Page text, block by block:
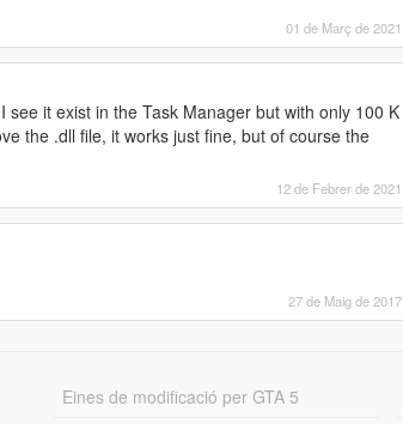
01 de Març de 2021
it exist in the Task Manager but with only 100 K
the .dll file, it works just fine, but of course the
12 de Febrer de 2021
27 de Maig de 2017
Eines de modificació per GTA 5